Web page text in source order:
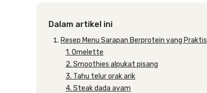
Dalam artikel ini
Resep Menu Sarapan Berprotein yang Praktis
1. Omelette
2. Smoothies alpukat pisang
3. Tahu telur orak arik
4. Steak dada ayam